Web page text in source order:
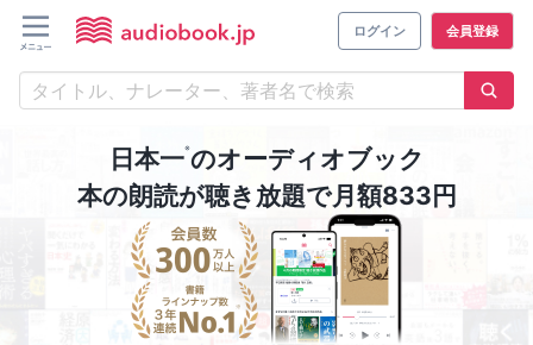
ログイン 会員登録
日本一※のオーディオブック
本の朗読が聴き放題で月額833円